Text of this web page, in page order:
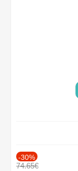
-30%
74.65€